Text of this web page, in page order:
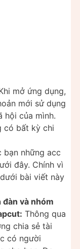
mở ứng dụng,
mới sử dụng
hội của mình.
có bất kỳ chi
những acc
đây. Chính vì
bài viết này
đàn và nhóm
Thông qua
chia sẻ tài
có người